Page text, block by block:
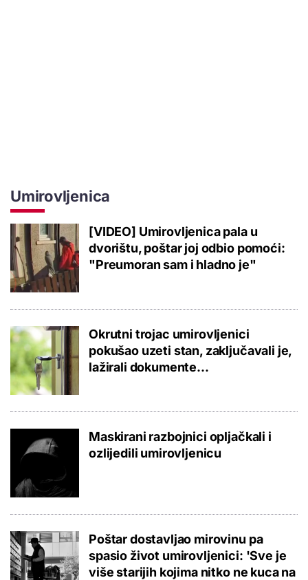
Umirovljenica
[VIDEO] Umirovljenica pala u
dvorištu, poštar joj odbio pomoći:
"Preumoran sam i hladno je"
Okrutni trojac umirovljenici
pokušao uzeti stan, zaključavali je,
lažirali dokumente...
Maskirani razbojnici opljačkali i
ozlijedili umirovljenicu
Poštar dostavljao mirovinu pa
spasio život umirovljenici: 'Sve je
više starijih kojima nitko ne kuca na